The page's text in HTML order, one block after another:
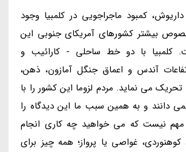
کمبود ماجراجویی در کلمبیا وجود
بیشتر کشورهای آمریکای جنوبی این
کلمبیا با دو خط ساحلی - کارائیب و
آندس و اعماق جنگل آمازون، ذهن،
می نماید. مردم لزوما این کشور را با
دانند و به همین سبب ما این دیدگاه را
نیست که می خواهید چه کاری انجام
کوهنوردی، غواصی یا پرواز؛ همه چیز برای